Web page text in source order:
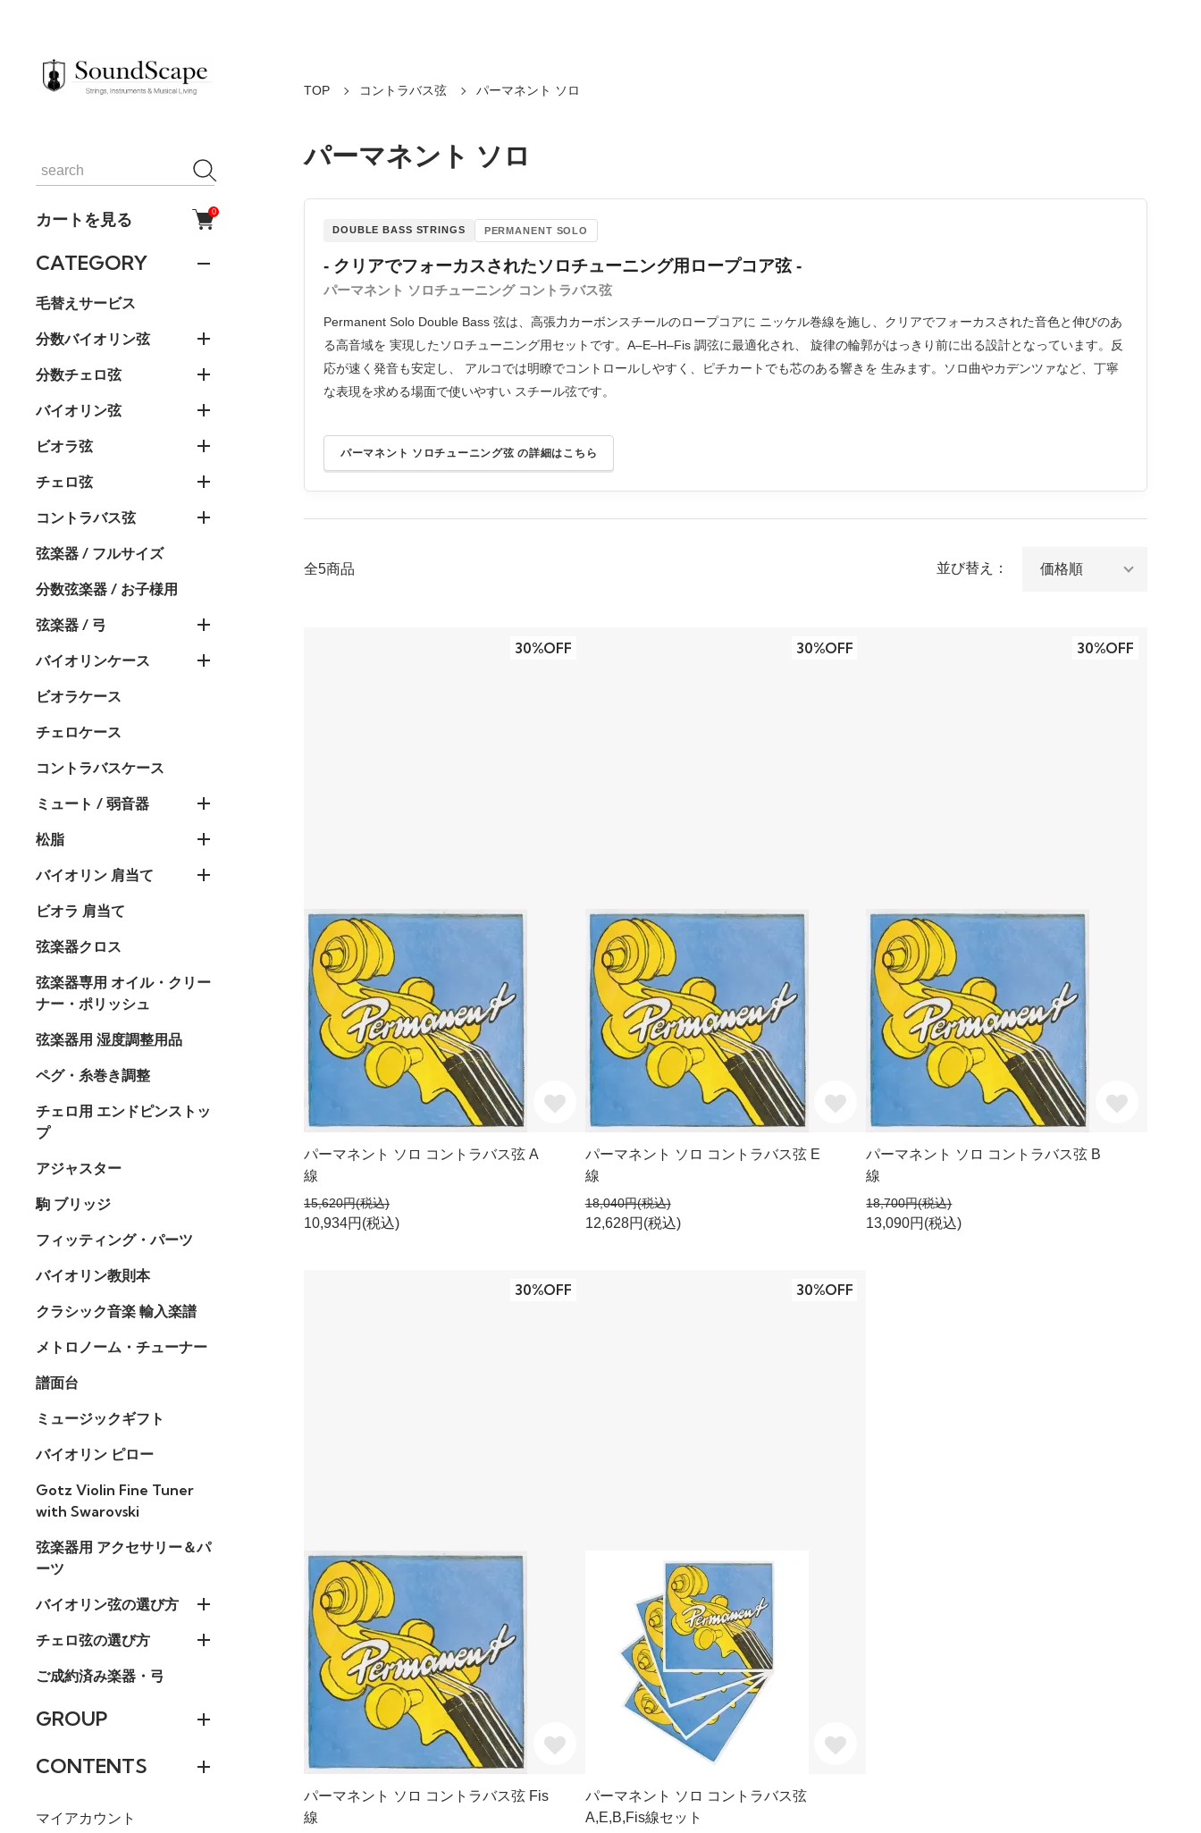
カートを見る 0
CATEGORY
毛替えサービス
分数バイオリン弦
分数チェロ弦
バイオリン弦
ビオラ弦
チェロ弦
コントラバス弦
弦楽器 / フルサイズ
分数弦楽器 / お子様用
弦楽器 / 弓
バイオリンケース
ビオラケース
チェロケース
コントラバスケース
ミュート / 弱音器
松脂
バイオリン 肩当て
ビオラ 肩当て
弦楽器クロス
弦楽器専用 オイル・クリー
ナー・ポリッシュ
弦楽器用 湿度調整用品
ペグ・糸巻き調整
チェロ用 エンドピンストッ
プ
アジャスター
駒 ブリッジ
フィッティング・パーツ
バイオリン教則本
クラシック音楽 輸入楽譜
メトロノーム・チューナー
譜面台
ミュージックギフト
バイオリン ピロー
Gotz Violin Fine Tuner
with Swarovski
弦楽器用 アクセサリー＆パ
ーツ
バイオリン弦の選び方
チェロ弦の選び方
ご成約済み楽器・弓
GROUP
CONTENTS
マイアカウント
TOP コントラバス弦 パーマネント ソロ
パーマネント ソロ
DOUBLE BASS STRINGS PERMANENT SOLO
- クリアでフォーカスされたソロチューニング用ロープコア弦 -
パーマネント ソロチューニング コントラバス弦
Permanent Solo Double Bass 弦は、高張力カーボンスチールのロープコアに ニッケル巻線を施し、クリアでフォーカスされた音色と伸びのあ
る高音域を 実現したソロチューニング用セットです。A–E–H–Fis 調弦に最適化され、 旋律の輪郭がはっきり前に出る設計となっています。反
応が速く発音も安定し、 アルコでは明瞭でコントロールしやすく、ピチカートでも芯のある響きを 生みます。ソロ曲やカデンツァなど、丁寧
な表現を求める場面で使いやすい スチール弦です。
パーマネント ソロチューニング弦 の詳細はこちら
全5商品 並び替え：
30%OFF
パーマネント ソロ コントラバス弦 A
線
15,620円(税込)
10,934円(税込)
30%OFF
パーマネント ソロ コントラバス弦 E
線
18,040円(税込)
12,628円(税込)
30%OFF
パーマネント ソロ コントラバス弦 B
線
18,700円(税込)
13,090円(税込)
30%OFF
パーマネント ソロ コントラバス弦 Fis
線
30%OFF
パーマネント ソロ コントラバス弦
A,E,B,Fis線セット